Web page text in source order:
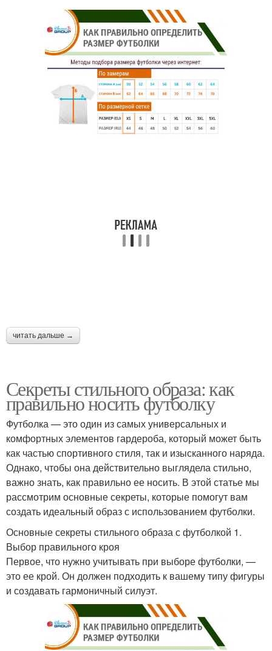
платьем
свитером
Образа с лёгким
Эффектные образа
читать дальше →
Секреты стильного образа: как
правильно носить футболку
Футболка — это один из самых универсальных и
комфортных элементов гардероба, который может быть
как частью спортивного стиля, так и изысканного наряда.
Однако, чтобы она действительно выглядела стильно,
важно знать, как правильно ее носить. В этой статье мы
рассмотрим основные секреты, которые помогут вам
создать идеальный образ с использованием футболки.
Основные секреты стильного образа с футболкой 1.
Выбор правильного кроя
Первое, что нужно учитывать при выборе футболки, —
это ее крой. Он должен подходить к вашему типу фигуры
и создавать гармоничный силуэт.